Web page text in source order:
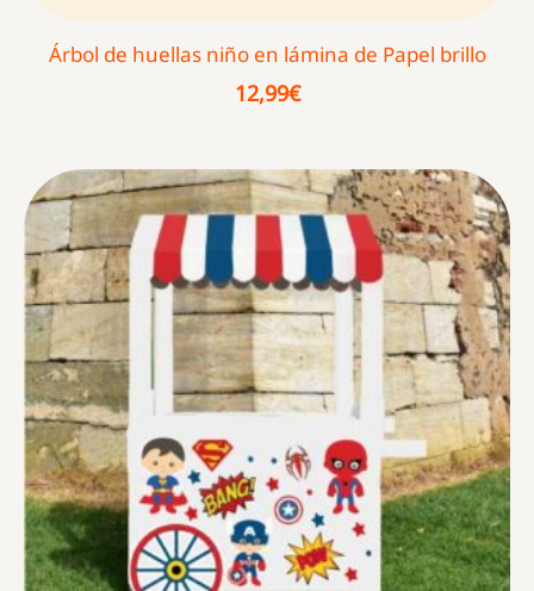
Árbol de huellas niño en lámina de Papel brillo
12,99€